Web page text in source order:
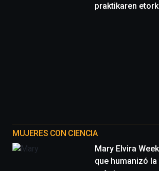
praktikaren
MUJERES CON CIENCIA
Mary Elvira
que humanizó